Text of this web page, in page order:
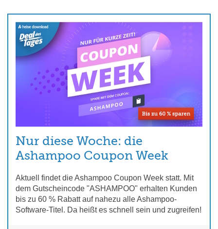
Nur diese Woche: die
Ashampoo Coupon Week
Aktuell findet die Ashampoo Coupon Week statt. Mit
dem Gutscheincode "ASHAMPOO" erhalten Kunden
bis zu 60 % Rabatt auf nahezu alle Ashampoo-
Software-Titel. Da heißt es schnell sein und zugreifen!